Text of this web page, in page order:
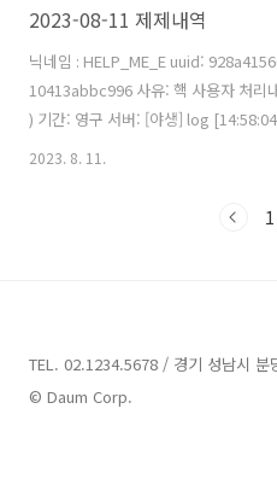
2023-08-11 제제내역
닉네임 : HELP_ME_E uuid:
10413abbc996 사유: 핵 사용자 처리
) 기간: 영구 서버: [야생] log
[14:58:34 INFO]: 어처피 막혀있구나..
lost connection: Flying is not
2023. 8. 11.
1
TEL. 02.1234.5678 / 경기 성남시 분
© Daum Corp.